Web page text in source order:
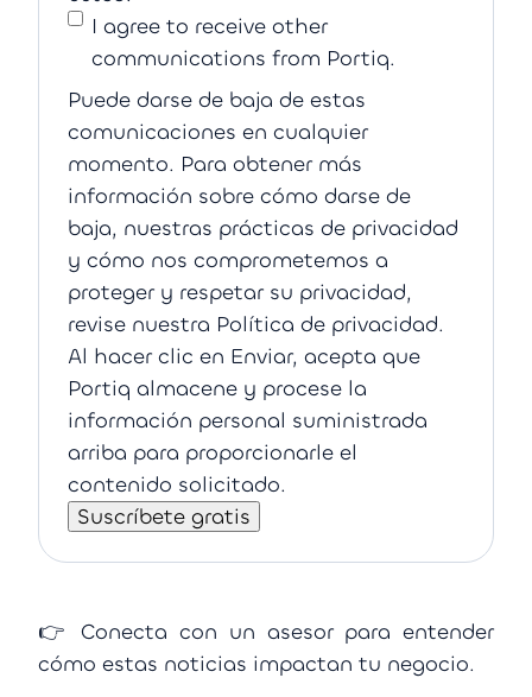
I agree to receive other
communications from Portiq.
Puede darse de baja de estas
comunicaciones en cualquier
momento. Para obtener más
información sobre cómo darse de
baja, nuestras prácticas de privacidad
y cómo nos comprometemos a
proteger y respetar su privacidad,
revise nuestra Política de privacidad.
Al hacer clic en Enviar, acepta que
Portiq almacene y procese la
información personal suministrada
arriba para proporcionarle el
contenido solicitado.
👉 Conecta con un asesor para entender
cómo estas noticias impactan tu negocio.